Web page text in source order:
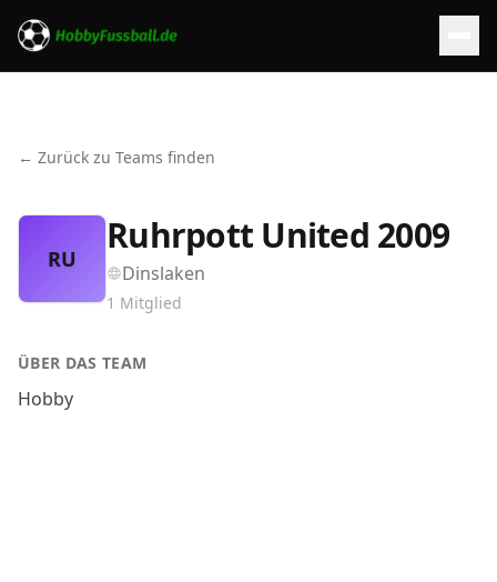
← Zurück zu Teams finden
RU
Ruhrpott United 2009
Dinslaken
1 Mitglied
ÜBER DAS TEAM
Hobby